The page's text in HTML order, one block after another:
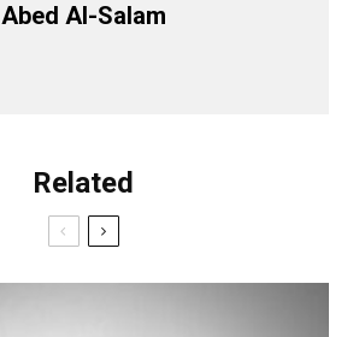
Abed Al-Salam
Related